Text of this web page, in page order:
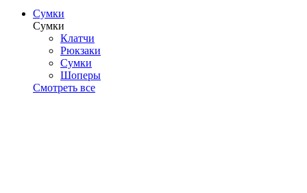
Сумки
Сумки
Клатчи
Рюкзаки
Сумки
Шоперы
Смотреть все